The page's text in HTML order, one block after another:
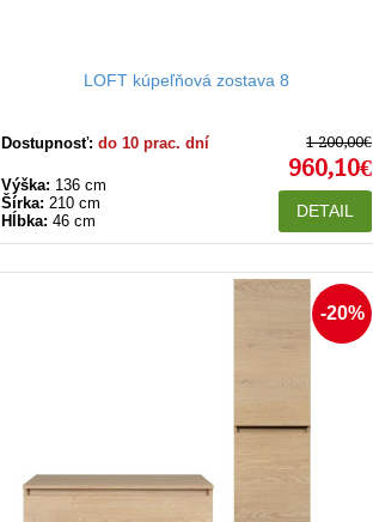
LOFT kúpeľňová zostava 8
Dostupnosť: do 10 prac. dní
Výška: 136 cm
Šírka: 210 cm
Hĺbka: 46 cm
1 200,00€
960,10€
DETAIL
-20%